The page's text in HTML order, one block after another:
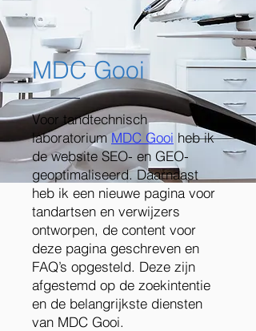
MDC Gooi
Voor tandtechnisch
laboratoriumMDC Gooi heb ik
de website SEO- en GEO-
geoptimaliseerd. Daarnaast
heb ik een nieuwe pagina voor
tandartsen en verwijzers
ontworpen, de content voor
deze pagina geschreven en
FAQ’s opgesteld. Deze zijn
afgestemd op de zoekintentie
en de belangrijkste diensten
van MDC Gooi.